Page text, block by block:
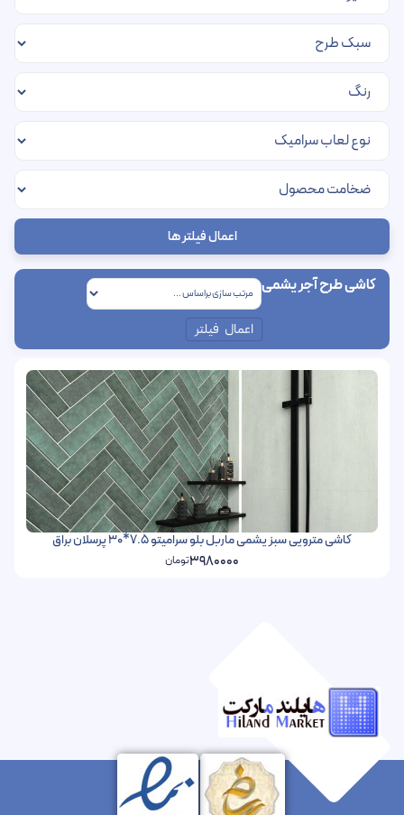
اعمال فیلتر ها
کاشی طرح آجر یشمی
اعمال فیلتر
کاشی مترویی سبز یشمی ماربل بلو سرامیتو 7.5*30 پرسلان براق
3980000تومان